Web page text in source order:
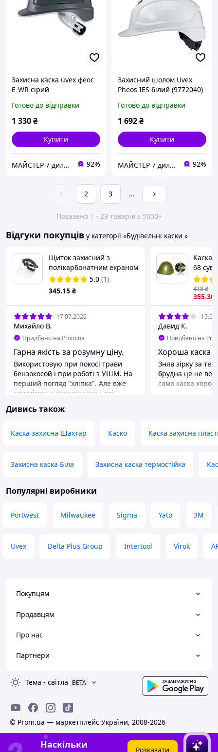
Захисна каска uvex феос
E-WR сірий
Готово до відправки
1 330₴
Купити
МАЙСТЕР 7 дилер UVEХ safety GROUP 92%
Захисний шолом Uvex
Pheos IES білий (9772040)
Готово до відправки
1 692₴
Купити
МАЙСТЕР 7 дилер UVEХ safety GROUP 92%
1 2 3 ...
Показано 1 - 29 товарів з 5000+
Відгуки покупців у категорії «Будівельні каски »
Щиток захисний з
полікарбонатним екраном
X-SCREEN 2760
5.0 (1)
345.15 ₴
17.07.2026
Михайло В.
Придбано на Prom.ua
Гарна якість за розумну ціну.
Використовую при покосі трави
бензокосой і при роботі з УШМ. На
перший погляд "хліпка". Але вже
три місяці в експлуатації ( дві
тримається.
Каска
68
355.30
418₴
Давид К.
Придбано на
Хороша каска
Зняв зірку за те
брудна це не
сама каска
Дивись також
Каска захисна Шахтар Каско Каска захисна
Захисна каска Біла Захисна каска термостійка
Популярні виробники
Portwest Milwaukee Sigma Yato 3М
Uvex Delta Plus Group Intertool Virok
Покупцям
Продавцям
Про нас
Партнери
Тема - світла BETA
© Prom.ua — маркетплейс України, 2008-2026
Наскільки
Розказати